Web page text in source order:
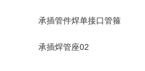
承插管件焊单接口管箍
承插焊管座02